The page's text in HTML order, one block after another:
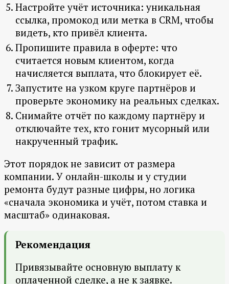
Настройте учёт источника: уникальная
ссылка, промокод или метка в CRM, чтобы
видеть, кто привёл клиента.
Пропишите правила в оферте: что
считается новым клиентом, когда
начисляется выплата, что блокирует её.
Запустите на узком круге партнёров и
проверьте экономику на реальных сделках.
Снимайте отчёт по каждому партнёру и
отключайте тех, кто гонит мусорный или
накрученный трафик.
Этот порядок не зависит от размера
компании. У онлайн-школы и у студии
ремонта будут разные цифры, но логика
«сначала экономика и учёт, потом ставка и
масштаб» одинаковая.
Рекомендация
Привязывайте основную выплату к
оплаченной сделке, а не к заявке.